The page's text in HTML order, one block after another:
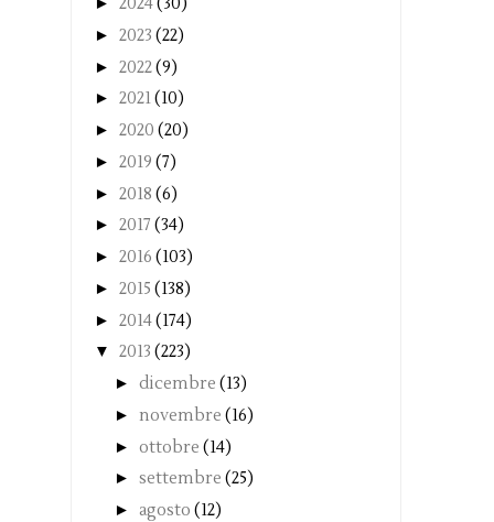
► 2023 (22)
► 2022(9)
► 2021(10)
► 2020 (20)
► 2019 (7)
► 2018 (6)
► 2017 (34)
► 2016 (103)
► 2015 (138)
► 2014(174)
▼ 2013 (223)
► dicembre (13)
► novembre (16)
► ottobre (14)
► settembre (25)
► agosto (12)